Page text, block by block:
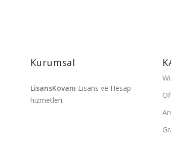
Kurumsal
LisansKovanı Lisans ve Hesap
hizmetleri.